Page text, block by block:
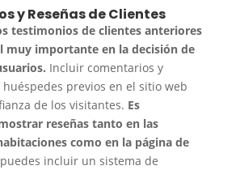
y Reseñas de Clientes
testimonios de clientes anteriores
muy importante en la decisión de
Incluir comentarios y
previos en el sitio web
de los visitantes. Es
reseñas tanto en las
como en la página de
incluir un sistema de